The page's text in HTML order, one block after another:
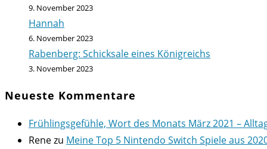
9. November 2023
Hannah
6. November 2023
Rabenberg: Schicksale eines Königreichs
3. November 2023
Neueste Kommentare
Frühlingsgefühle, Wort des Monats März 2021 –
Renezu Meine Top 5 Nintendo Switch Spiele aus